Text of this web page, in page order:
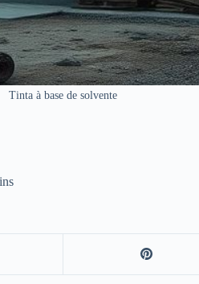
Tinta à base de solvente